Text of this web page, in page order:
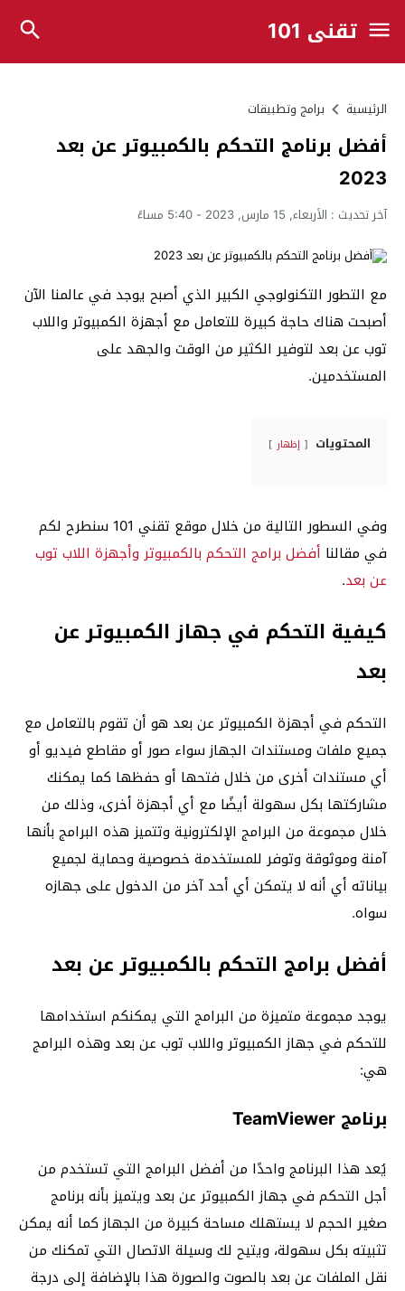
تقني 101
الرئيسية برامج وتطبيقات
أفضل برنامج التحكم بالكمبيوتر عن بعد
2023
آخر تحديث : الأربعاء, 15 مارس, 2023 - 5:40 مساءً
مع التطور التكنولوجي الكبير الذي أصبح يوجد في عالمنا الآن
أصبحت هناك حاجة كبيرة للتعامل مع أجهزة الكمبيوتر واللاب
توب عن بعد لتوفير الكثير من الوقت والجهد على
المستخدمين.
المحتويات إظهار
وفي السطور التالية من خلال موقع تقني 101 سنطرح لكم
في مقالنا أفضل برامج التحكم بالكمبيوتر وأجهزة اللاب توب
عن بعد.
كيفية التحكم في جهاز الكمبيوتر عن
بعد
التحكم في أجهزة الكمبيوتر عن بعد هو أن تقوم بالتعامل مع
جميع ملفات ومستندات الجهاز سواء صور أو مقاطع فيديو أو
أي مستندات أخرى من خلال فتحها أو حفظها كما يمكنك
مشاركتها بكل سهولة أيضًا مع أي أجهزة أخرى، وذلك من
خلال مجموعة من البرامج الإلكترونية وتتميز هذه البرامج بأنها
آمنة وموثوقة وتوفر للمستخدمة خصوصية وحماية لجميع
بياناته أي أنه لا يتمكن أي أحد آخر من الدخول على جهازه
سواه.
أفضل برامج التحكم بالكمبيوتر عن بعد
يوجد مجموعة متميزة من البرامج التي يمكنكم استخدامها
للتحكم في جهاز الكمبيوتر واللاب توب عن بعد وهذه البرامج
هي:
برنامج TeamViewer
يُعد هذا البرنامج واحدًا من أفضل البرامج التي تستخدم من
أجل التحكم في جهاز الكمبيوتر عن بعد ويتميز بأنه برنامج
صغير الحجم لا يستهلك مساحة كبيرة من الجهاز كما أنه يمكن
تثبيته بكل سهولة، ويتيح لك وسيلة الاتصال التي تمكنك من
نقل الملفات عن بعد بالصوت والصورة هذا بالإضافة إلى درجة